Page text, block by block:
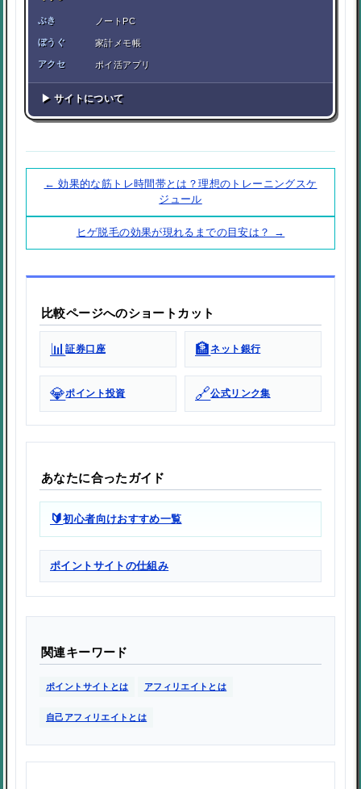
ぶき ノートPC
ぼうぐ 家計メモ帳
アクセ ポイ活アプリ
▶ サイトについて
← 効果的な筋トレ時間帯とは？理想のトレーニングスケ
ジュール
ヒゲ脱毛の効果が現れるまでの目安は？ →
比較ページへのショートカット
📊証券口座 🏦ネット銀行
💎ポイント投資 🔗公式リンク集
あなたに合ったガイド
🔰初心者向けおすすめ一覧
ポイントサイトの仕組み
関連キーワード
ポイントサイトとは アフィリエイトとは
自己アフィリエイトとは